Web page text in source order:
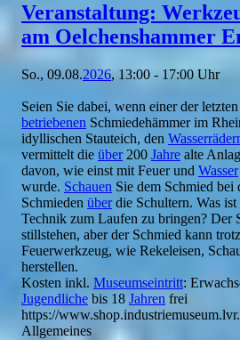
Veranstaltung:
am Oelchenshammer
So., 09.08.2026, 13:00 - 17:00 Uhr
Seien Sie dabei, wenn einer der
betriebenen Schmiedehämmer im
idyllischen Stauteich, den
vermittelt die über200 Jahre alte
davon, wie einst mit Feuer und Wasser
wurde. Schauen Sie dem Schmied bei
Schmieden überdie Schultern. Was ist
Technik zum Laufen zu bringen? Der
stillstehen, aber der Schmied kann
Feuerwerkzeug, wie Rekeleisen,
herstellen.
Kosten inkl. Museumseintritt:
Jugendliche bis 18 Jahren frei
https://
Allgemeines